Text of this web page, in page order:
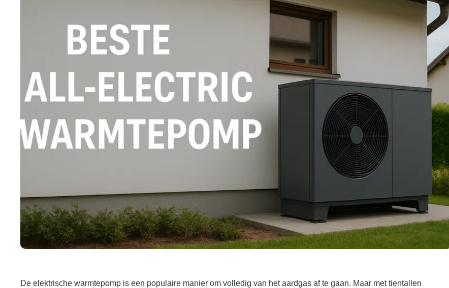
De elektrische warmtepomp is een populaire manier om volledig van het aardgas af te gaan. Maar met tientallen